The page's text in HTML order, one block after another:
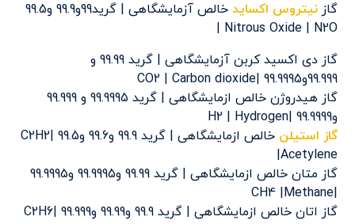
گاز نیتروس اکساید
خالص آزمایشگاهی | گرید99و99.9 و99.5
Nitrous Oxide | N2O |
گاز دی اکسید کربن آزمایشگاهی | گرید 99.99 و
99.999و99.9995 |CO2 | Carbon dioxide
گاز هیدروژن خالص ازمایشگاهی | گرید 99.9995 و 99.999
و99.9999 |H2 | Hydrogen
گاز استیلن
خالص ازمایشگاهی | گرید 99.9 و99.6 و99.5 |C2H2
|Acetylene
گاز متان خالص ازمایشگاهی | گرید 99.99 و99.9995 و99.9995
|CH4 |Methane
گاز اتان خالص ازمایشگاهی | گرید 99.9 و99.99 و99.999 |C2H6